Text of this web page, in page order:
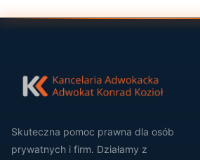
Skuteczna pomoc prawna dla osób
prywatnych i firm. Działamy z